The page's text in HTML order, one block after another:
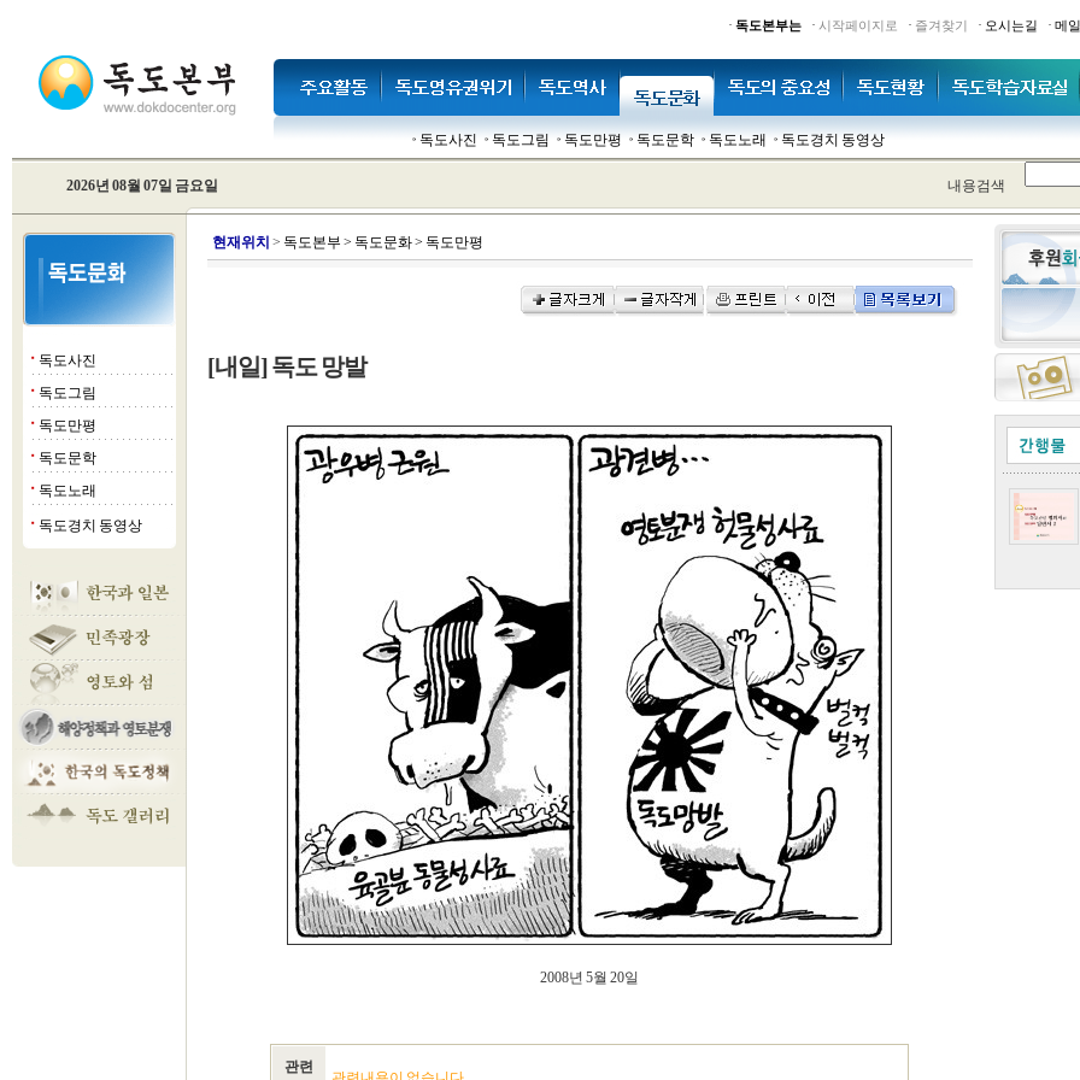
· 독도본부는 · 시작페이지로 · 즐겨찾기 · 오시는길 · 메
독도사진 독도그림 독도만평 독도문학 독도노래 독도경치 동영상
2026년 08월 07일 금요일 내용검색
■ 독도사진
■ 독도그림
■ 독도만평
■ 독도문학
■ 독도노래
■ 독도경치 동영상
현재위치 > 독도본부 > 독도문화> 독도만평
[내일] 독도 망발
2008년 5월 20일
관련